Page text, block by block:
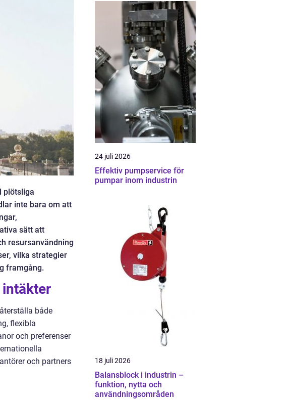
plötsliga
inte bara om att
sätt att
resursanvändning
vilka strategier
framgång.
både
flexibla
och preferenser
och partners
24 juli 2026
Effektiv pumpservice för
pumpar inom industrin
18 juli 2026
Balansblock i industrin –
funktion, nytta och
användningsområden